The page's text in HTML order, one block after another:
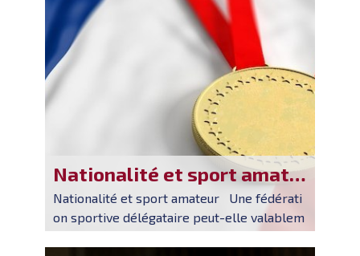
ulèvent la question de l'hy...
Nationalité et sport amateur
Nationalité et sport amateur Une fédérati
on sportive délégataire peut-elle valablem